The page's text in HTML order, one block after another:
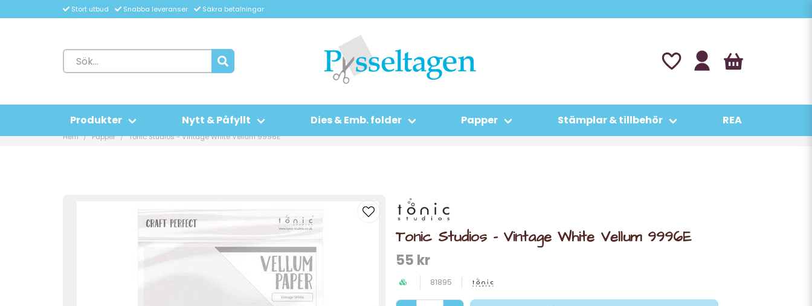
Stort utbud Snabba leveranser Säkra betalningar
Produkter Nytt & Påfyllt Dies & Emb. folder Papper Stämplar & tillbehör REA
Hem Papper Tonic Studios - Vintage White Vellum 9996E
Tonic Studios - Vintage White Vellum 9996E
55 kr
81895